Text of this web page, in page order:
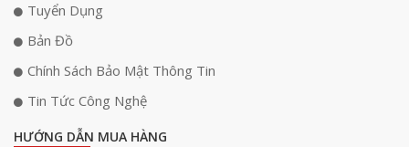
Tuyển Dụng
Bản Đồ
Chính Sách Bảo Mật Thông Tin
Tin Tức Công Nghệ
HƯỚNG DẪN MUA HÀNG